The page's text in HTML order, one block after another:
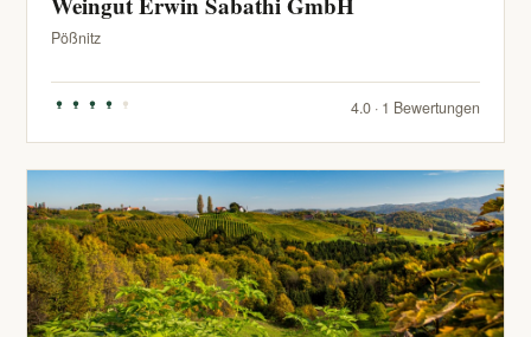
Pößnitz
4.0 · 1 Bewertungen